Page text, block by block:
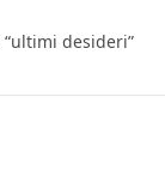
desideri”